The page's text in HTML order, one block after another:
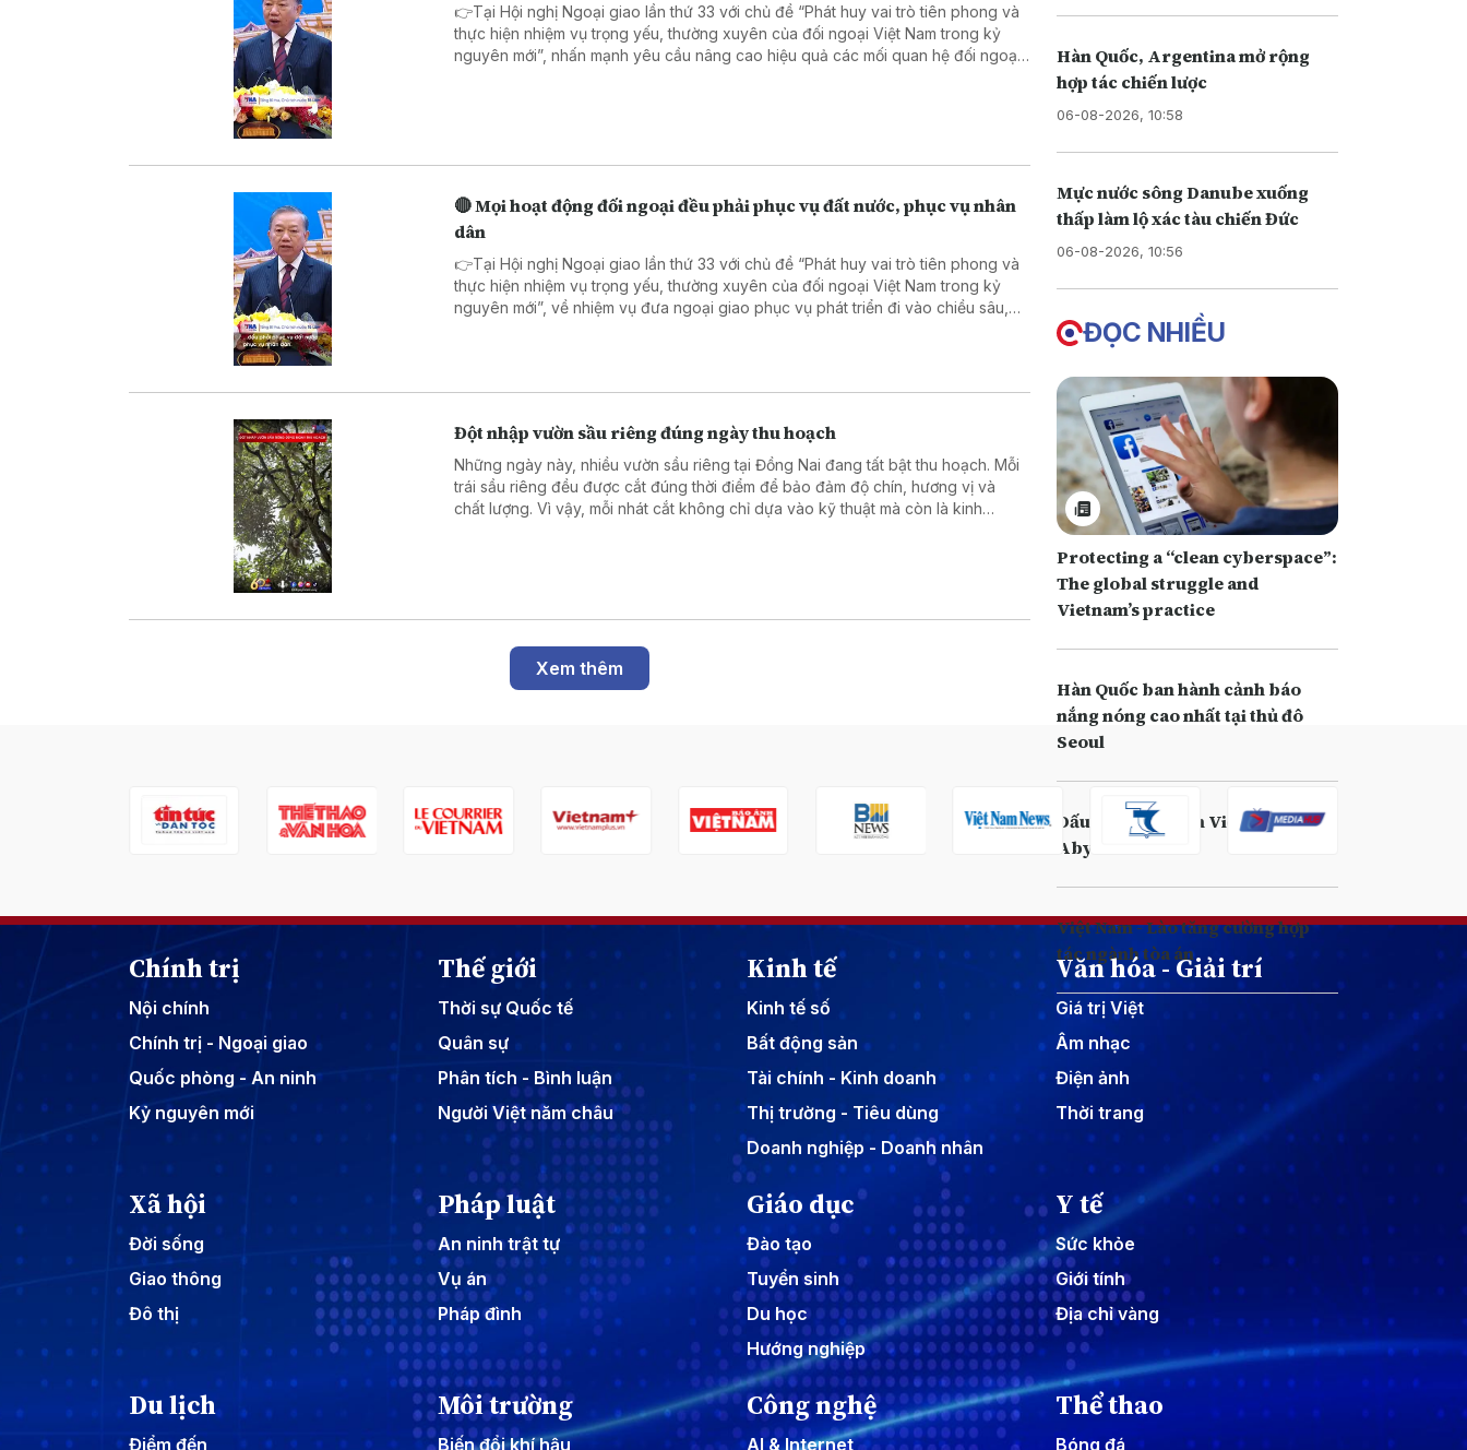
👉Tại Hội nghị Ngoại giao lần thứ 33 với chủ đề “Phát huy vai trò tiên phong và
thực hiện nhiệm vụ trọng yếu, thường xuyên của đối ngoại Việt Nam trong kỷ
nguyên mới”, nhấn mạnh yêu cầu nâng cao hiệu quả các mối quan hệ đối ngoại
🔴 Mọi hoạt động đối ngoại đều phải phục vụ đất nước, phục vụ nhân
dân
👉Tại Hội nghị Ngoại giao lần thứ 33 với chủ đề “Phát huy vai trò tiên phong và
thực hiện nhiệm vụ trọng yếu, thường xuyên của đối ngoại Việt Nam trong kỷ
nguyên mới”, về nhiệm vụ đưa ngoại giao phục vụ phát triển đi vào chiều sâu,
cơ hội quốc tế chỉ có thể trở thành động lực phát triển khi trong nước có sự
Đột nhập vườn sầu riêng đúng ngày thu hoạch
Những ngày này, nhiều vườn sầu riêng tại Đồng Nai đang tất bật thu hoạch. Mỗi
trái sầu riêng đều được cắt đúng thời điểm để bảo đảm độ chín, hương vị và
chất lượng. Vì vậy, mỗi nhát cắt không chỉ dựa vào kỹ thuật mà còn là kinh
Xem thêm
Hàn Quốc, Argentina mở rộng
hợp tác chiến lược
06-08-2026, 10:58
Mực nước sông Danube xuống
thấp làm lộ xác tàu chiến Đức
06-08-2026, 10:56
ĐỌC NHIỀU
Protecting a “clean cyberspace”:
The global struggle and
Vietnam’s practice
Hàn Quốc ban hành cảnh báo
nắng nóng cao nhất tại thủ đô
Seoul
Dấu ấn Công binh Việt Nam ở
Abyei
Việt Nam - Lào tăng cường hợp
tác ngành tòa án
Chính trị
Nội chính
Chính trị - Ngoại giao
Quốc phòng - An ninh
Kỷ nguyên mới
Thế giới
Thời sự Quốc tế
Quân sự
Phân tích - Bình luận
Người Việt năm châu
Kinh tế
Kinh tế số
Bất động sản
Tài chính - Kinh doanh
Thị trường - Tiêu dùng
Doanh nghiệp - Doanh nhân
Văn hóa - Giải trí
Giá trị Việt
Âm nhạc
Điện ảnh
Thời trang
Xã hội
Đời sống
Giao thông
Đô thị
Pháp luật
An ninh trật tự
Vụ án
Pháp đình
Giáo dục
Đào tạo
Tuyển sinh
Du học
Hướng nghiệp
Y tế
Sức khỏe
Giới tính
Địa chỉ vàng
Du lịch
Điểm đến
Môi trường
Biến đổi khí hậu
Công nghệ
AI & Internet
Thể thao
Bóng đá